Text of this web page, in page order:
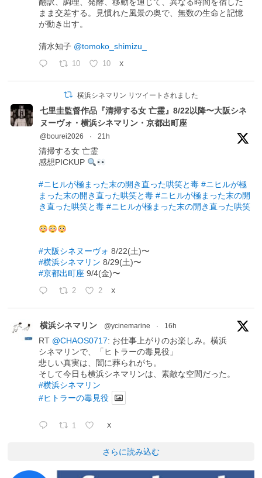
まま交差する。見慣れた風景の奥で、無数の生命と記憶
が動き出す。
清水知子 @tomoko_shimizu_
10 10 X
横浜シネマリン リツイートされました
七里圭監督作品『清掃する女 亡霊』8/22以降〜大阪シネ
ヌーヴォ・横浜シネマリン・京都出町座
@bourei2026 · 21h
清掃する女 亡霊
感想PICKUP
#ニヒルが極まった末の開き直った哄笑と毒 #ニヒルが極
まった末の開き直った哄笑と毒 #ニヒルが極まった末の開
き直った哄笑と毒 #ニヒルが極まった末の開き直った哄笑
#大阪シネヌーヴォ 8/22(土)〜
#横浜シネマリン 8/29(土)〜
#京都出町座 9/4(金)〜
2 2 X
横浜シネマリン @ycinemarine · 16h
RT @CHAOS0717: お仕事上がりのお楽しみ。横浜
シネマリンで、「ヒトラーの毒見役」
悲しい真実は、闇に葬られがち。
そして今日も横浜シネマリンは、素敵な空間だった。
#横浜シネマリン
#ヒトラーの毒見役
1 X
さらに読み込む